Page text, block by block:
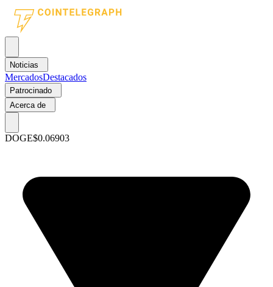
Noticias
MercadosDestacados
Patrocinado
Acerca de
DOGE$0.06903